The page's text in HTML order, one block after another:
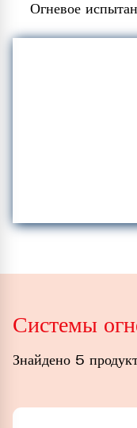
Огневое
Системы
Знайдено 5